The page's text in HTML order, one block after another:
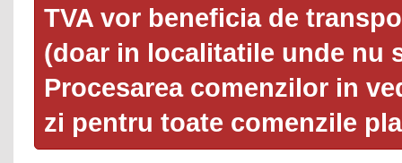
TVA vor beneficia de
(doar in localitatile unde nu
Procesarea comenzilor in
zi pentru toate comenzile